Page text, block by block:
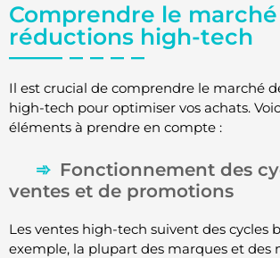
Comprendre le
réductions high-tech
Il est crucial de comprendre le marché
high-tech pour optimiser vos achats.
éléments à prendre en compte :
Fonctionnement des
ventes et de promotions
Les ventes high-tech suivent des cycles
exemple, la plupart des marques et des